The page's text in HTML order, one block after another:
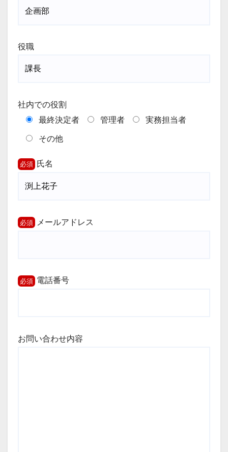
役職
社内での役割
最終決定者
管理者 実務担当者
その他
氏名
メールアドレス
電話番号
お問い合わせ内容